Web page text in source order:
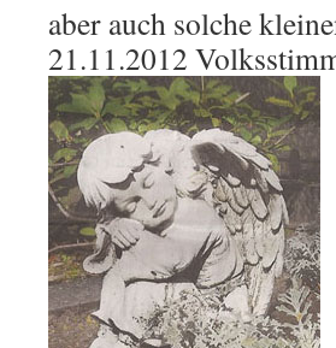
aber auch solche
21.11.2012